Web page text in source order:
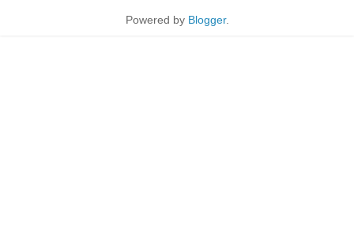
Powered by Blogger.